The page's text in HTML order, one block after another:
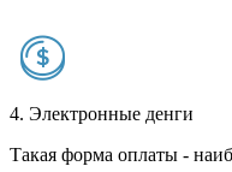
4. Электронные денги
Такая форма оплаты -